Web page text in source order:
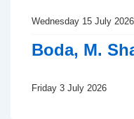
Wednesday 15 July 2026
Boda, M.
Friday 3 July 2026